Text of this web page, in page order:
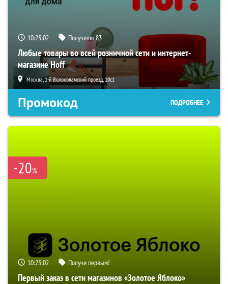
10:23:01 Получили:83
Любые товары во всей розничной сети и интернет-
магазине Hoff
Москва, 1-й Волоколамский проезд, 10с1
Промокод ПОДРОБНЕЕ
-20%
10:23:01 Получи первым!
Первый заказ в сети магазинов «Золотое Яблоко»